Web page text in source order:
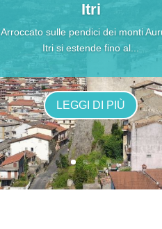
Itri
Arroccato sulle pendici dei monti
Itri si estende fino al...
LEGGI DI PIÙ